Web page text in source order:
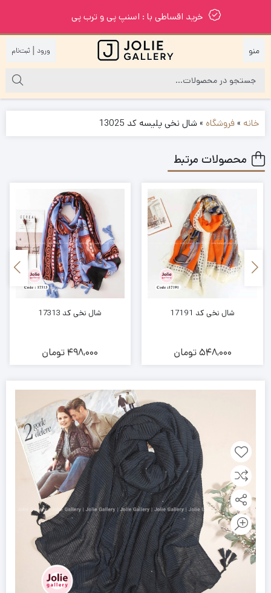
خرید اقساطی با : اسنپ پی و ترب پی
|
خانه »فروشگاه »شال نخی پلیسه کد 13025
محصولات مرتبط
شال نخی کد 17191
548,000تومان
شال نخی کد 17313
498,000 تومان